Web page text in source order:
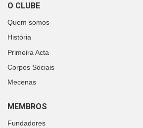
O CLUBE
Quem somos
História
Primeira Acta
Corpos Sociais
Mecenas
MEMBROS
Fundadores